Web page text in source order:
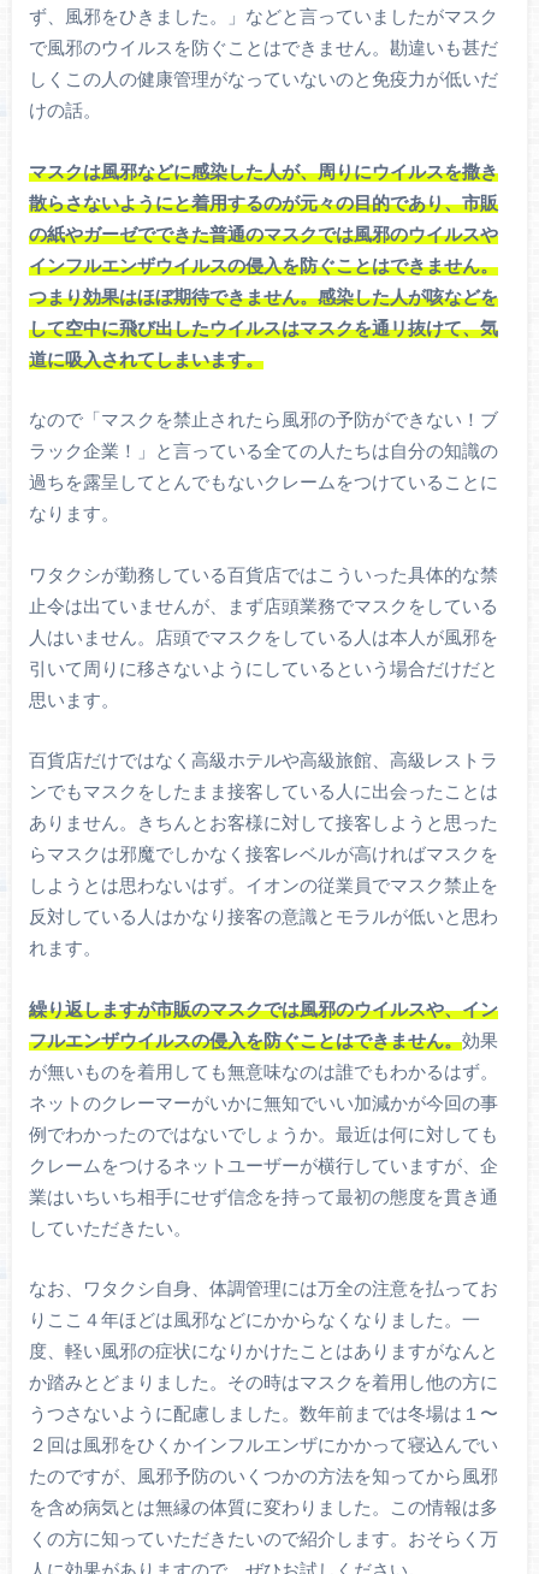
ず、風邪をひきました。」などと言っていましたがマスク
で風邪のウイルスを防ぐことはできません。勘違いも甚だ
しくこの人の健康管理がなっていないのと免疫力が低いだ
けの話。
マスクは風邪などに感染した人が、周りにウイルスを撒き
散らさないようにと着用するのが元々の目的であり、市販
の紙やガーゼでできた普通のマスクでは風邪のウイルスや
インフルエンザウイルスの侵入を防ぐことはできません。
つまり効果はほぼ期待できません。感染した人が咳などを
して空中に飛び出したウイルスはマスクを通リ抜けて、気
道に吸入されてしまいます。
なので「マスクを禁止されたら風邪の予防ができない！ブ
ラック企業！」と言っている全ての人たちは自分の知識の
過ちを露呈してとんでもないクレームをつけていることに
なります。
ワタクシが勤務している百貨店ではこういった具体的な禁
止令は出ていませんが、まず店頭業務でマスクをしている
人はいません。店頭でマスクをしている人は本人が風邪を
引いて周りに移さないようにしているという場合だけだと
思います。
百貨店だけではなく高級ホテルや高級旅館、高級レストラ
ンでもマスクをしたまま接客している人に出会ったことは
ありません。きちんとお客様に対して接客しようと思った
らマスクは邪魔でしかなく接客レベルが高ければマスクを
しようとは思わないはず。イオンの従業員でマスク禁止を
反対している人はかなり接客の意識とモラルが低いと思わ
れます。
繰り返しますが市販のマスクでは風邪のウイルスや、イン
フルエンザウイルスの侵入を防ぐことはできません。効果
が無いものを着用しても無意味なのは誰でもわかるはず。
ネットのクレーマーがいかに無知でいい加減かが今回の事
例でわかったのではないでしょうか。最近は何に対しても
クレームをつけるネットユーザーが横行していますが、企
業はいちいち相手にせず信念を持って最初の態度を貫き通
していただきたい。
なお、ワタクシ自身、体調管理には万全の注意を払ってお
りここ４年ほどは風邪などにかからなくなりました。一
度、軽い風邪の症状になりかけたことはありますがなんと
か踏みとどまりました。その時はマスクを着用し他の方に
うつさないように配慮しました。数年前までは冬場は１〜
２回は風邪をひくかインフルエンザにかかって寝込んでい
たのですが、風邪予防のいくつかの方法を知ってから風邪
を含め病気とは無縁の体質に変わりました。この情報は多
くの方に知っていただきたいので紹介します。おそらく万